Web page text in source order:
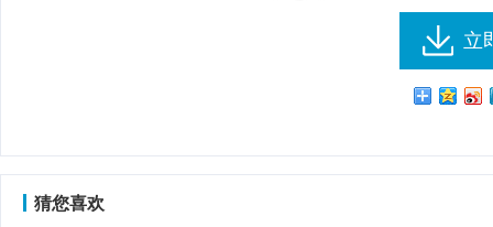
立
猜您喜欢